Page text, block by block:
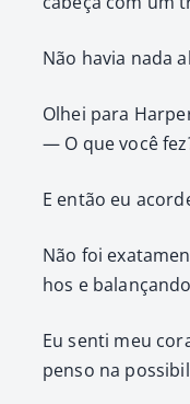
Não havia nada
Olhei para
— O que você
E então eu
Não foi
hos e
Eu sen­ti meu
pen­so na